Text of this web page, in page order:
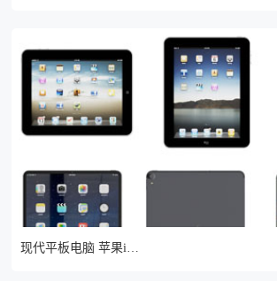
现代平板电脑 苹果iPad3d模型